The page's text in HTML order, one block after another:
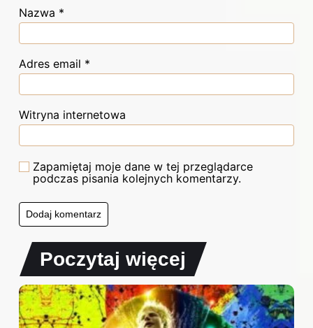
Nazwa *
Adres email *
Witryna internetowa
Zapamiętaj moje dane w tej przeglądarce
podczas pisania kolejnych komentarzy.
Poczytaj więcej